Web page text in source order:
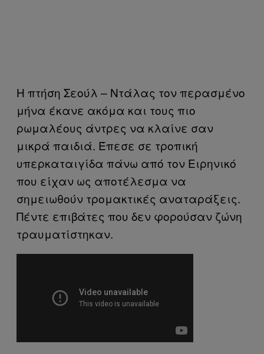
Η πτήση Σεούλ – Ντάλας τον περασμένο
μήνα έκανε ακόμα και τους πιο
ρωμαλέους άντρες να κλαίνε σαν
μικρά παιδιά. Έπεσε σε τροπική
υπερκαταιγίδα πάνω από τον Ειρηνικό
που είχαν ως αποτέλεσμα να
σημειωθούν τρομακτικές αναταράξεις.
Πέντε επιβάτες που δεν φορούσαν ζώνη
τραυματίστηκαν.